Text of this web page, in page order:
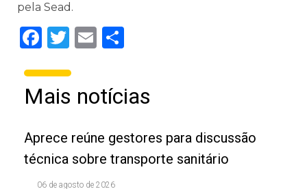
pela Sead.
Facebook
Twitter
Email
Mais notícias
Aprece reúne gestores para discussão
técnica sobre transporte sanitário
06 de agosto de 2026